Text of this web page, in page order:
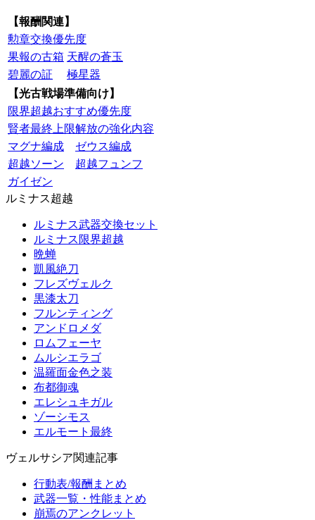
【報酬関連】
勲章交換優先度
果報の古箱 天醒の蒼玉
碧麗の証
極星器
【光古戦場準備向け】
限界超越おすすめ優先度
賢者最終上限解放の強化内容
マグナ編成
ゼウス編成
超越ソーン
超越フュンフ
ガイゼン
ルミナス超越
ルミナス武器交換セット
ルミナス限界超越
晩蝉
凱風絶刀
フレズヴェルク
黒漆太刀
フルンティング
アンドロメダ
ロムフェーヤ
ムルシエラゴ
温羅面金色之装
布都御魂
エレシュキガル
ゾーシモス
エルモート最終
ヴェルサシア関連記事
行動表/報酬まとめ
武器一覧・性能まとめ
崩焉のアンクレット